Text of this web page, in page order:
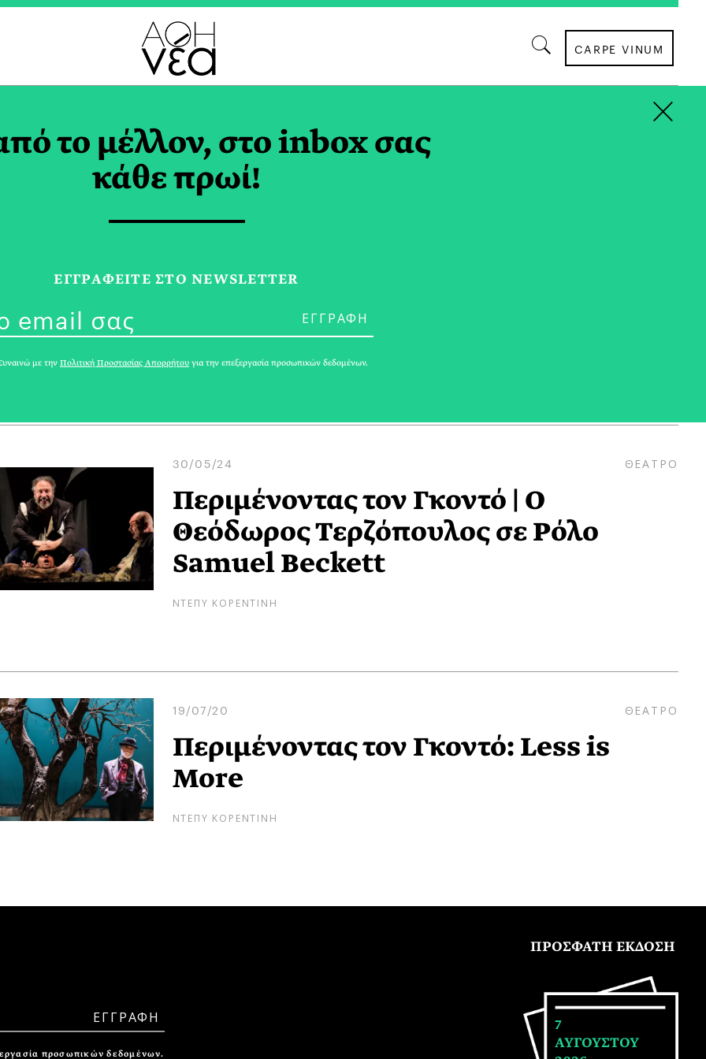
CARPE VINUM
ΤΟΝ ΓΚΟΝΤΟ TAG
«Περιμένοντας τον Γκοντό» σε
Σκηνοθεσία Μοσχόπουλου
ΝΤΕΠΥ ΚΟΡΕΝΤΙΝΗ
30/05/24 ΘΕΑΤΡΟ
Περιμένοντας τον Γκοντό | O
Θεόδωρος Τερζόπουλος σε Ρόλο
Samuel Beckett
ΝΤΕΠΥ ΚΟΡΕΝΤΙΝΗ
19/07/20 ΘΕΑΤΡΟ
Περιμένοντας τον Γκοντό: Less is
More
ΝΤΕΠΥ ΚΟΡΕΝΤΙΝΗ
προσωπικών δεδομένων.
ΠΡΟΣΦΑΤΗ ΕΚΔΟΣΗ
7
ΑΥΓΟΥΣΤΟΥ
το μέλλον, στο inbox σας
κάθε πρωί!
ΕΓΓPΑΦΕΙΤΕ ΣΤΟ NEWSLETTER
με την Πολιτική Προστασίας Απορρήτου για την επεξεργασία προσωπικών δεδομένων.
×